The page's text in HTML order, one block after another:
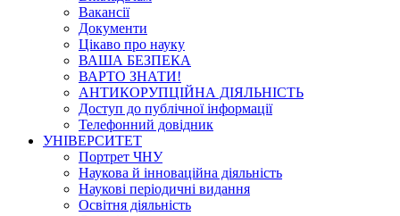
Вакансії
Документи
Цікаво про науку
ВАША БЕЗПЕКА
ВАРТО ЗНАТИ!
АНТИКОРУПЦІЙНА ДІЯЛЬНІСТЬ
Доступ до публічної інформації
Телефонний довідник
УНІВЕРСИТЕТ
Портрет ЧНУ
Наукова й інноваційна діяльність
Наукові періодичні видання
Освітня діяльність